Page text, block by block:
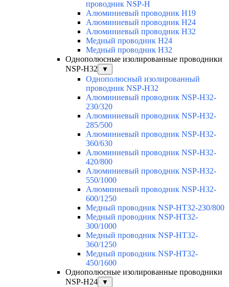
проводник NSP-H
Алюминиевый проводник H19
Алюминиевый проводник H24
Алюминиевый проводник H32
Медный проводник H24
Медный проводник H32
Однополюсные изолированные проводники
NSP-H32
▼
Однополюсный изолированный
проводник NSP-H32
Алюминиевый проводник NSP-H32-
230/320
Алюминиевый проводник NSP-H32-
285/500
Алюминиевый проводник NSP-H32-
360/630
Алюминиевый проводник NSP-H32-
420/800
Алюминиевый проводник NSP-H32-
550/1000
Алюминиевый проводник NSP-H32-
600/1250
Медный проводник NSP-HT32-230/800
Медный проводник NSP-HT32-
300/1000
Медный проводник NSP-HT32-
360/1250
Медный проводник NSP-HT32-
450/1600
Однополюсные изолированные проводники
NSP-H24
▼